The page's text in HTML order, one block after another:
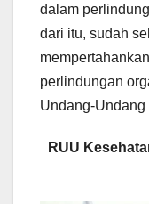
dalam
dari itu, sudah
perlindungan
Undang-Undang
RUU